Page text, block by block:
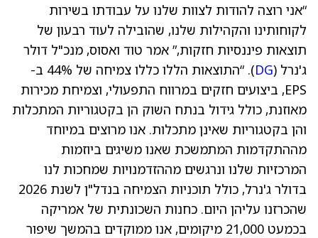
“אני רוצה להודות לצוות שלנו על עבודתו בשירות
לקוחותינו והקהילות שלנו, שהובילה לעוד רבעון של
תוצאות פיננסיות חזקות,” אמר טוד ואסוס, מנכ"ל דולר
ג'נרל (DG
). “התוצאות הללו כללו צמיחה של 44% ב-
EPS, ביצועים חזקים במרווח התפעולי, וצמיחת מכירות
מאוזנת, כולל גידול בנתח השוק הן בקטגוריות המתכלות
והן בקטגוריות שאינן מתכלות. אנו מרוצים במיוחד
מההתקדמות המתמשכת שאנו משיגים ביוזמות
המרכזיות שלנו ונרגשים מההזדמנויות שמחכות לנו
בדולר ג'נרל, כולל תוכניות הצמיחה בנדל"ן לשנת 2026
שהכרזנו עליהן היום. כחנות השכונתית של אמריקה
בכמעט 21,000 מיקומים, אנו ממוקדים בהמשך שיפור